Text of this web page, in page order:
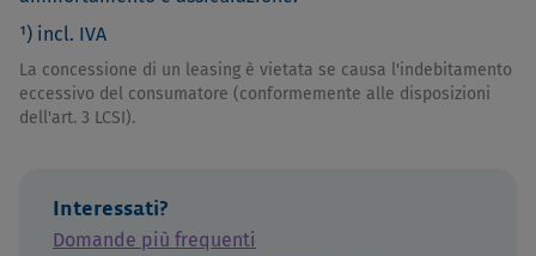
¹) incl. IVA
La concessione di un leasing è vietata se causa l'indebitamento
eccessivo del consumatore (conformemente alle disposizioni
dell'art. 3 LCSI).
Interessati?
Domande più frequenti